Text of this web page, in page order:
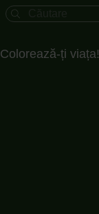
Câmpul de căutare
Colorează-ți viața!